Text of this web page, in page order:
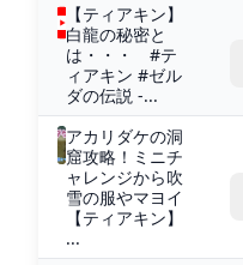
【ティアキン】
白龍の秘密と
は・・・ #テ
ィアキン #ゼル
ダの伝説 -...
アカリダケの洞
窟攻略！ミニチ
ャレンジから吹
雪の服やマヨイ
【ティアキン】
...